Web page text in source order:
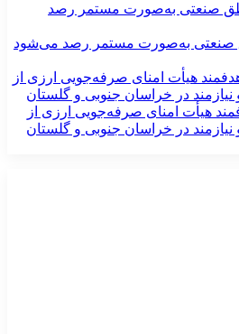
صنعتی به‌صورت مستمر رصد می‌شود
هیأت امنای صرفه‌جویی ارزی از
نیازمند در خراسان جنوبی و گلستان